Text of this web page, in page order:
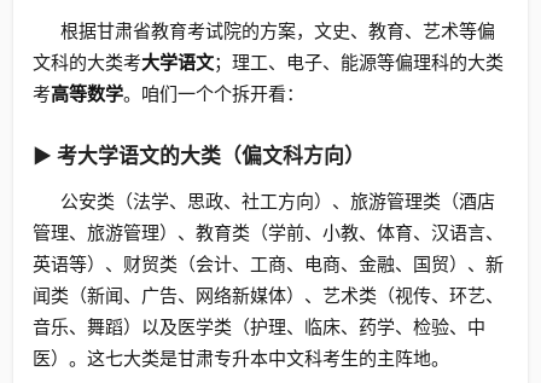
根据甘肃省教育考试院的方案，文史、教育、艺术等偏
文科的大类考大学语文；理工、电子、能源等偏理科的大类
考高等数学。咱们一个个拆开看：
▶ 考大学语文的大类（偏文科方向）
公安类（法学、思政、社工方向）、旅游管理类（酒店
管理、旅游管理）、教育类（学前、小教、体育、汉语言、
英语等）、财贸类（会计、工商、电商、金融、国贸）、新
闻类（新闻、广告、网络新媒体）、艺术类（视传、环艺、
音乐、舞蹈）以及医学类（护理、临床、药学、检验、中
医）。这七大类是甘肃专升本中文科考生的主阵地。